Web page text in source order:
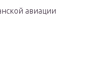
авиации